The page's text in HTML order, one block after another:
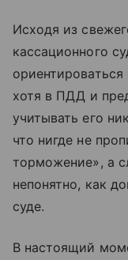
Исходя из
кассационного
хотя в ПДД и
учитывать его
что нигде не
торможение», а
непонятно, как
суде.
В настоящий